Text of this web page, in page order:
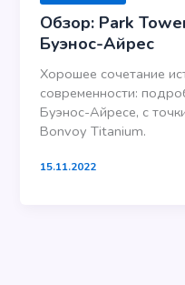
Обзор: Park
Буэнос-Айрес
Хорошее сочетание
современности:
Буэнос-Айресе, с
Bonvoy Titanium.
15.11.2022